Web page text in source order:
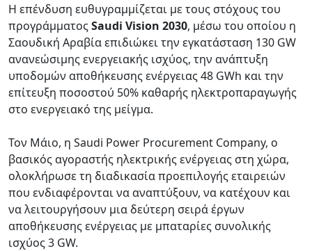
Η επένδυση ευθυγραμμίζεται με τους στόχους του
προγράμματοςSaudi Vision 2030, μέσω του οποίου η
Σαουδική Αραβία επιδιώκει την εγκατάσταση 130 GW
ανανεώσιμης ενεργειακής ισχύος, την ανάπτυξη
υποδομών αποθήκευσης ενέργειας 48 GWh και την
επίτευξη ποσοστού 50% καθαρής ηλεκτροπαραγωγής
στο ενεργειακό της μείγμα.
Τον Μάιο, η Saudi Power Procurement Company, ο
βασικός αγοραστής ηλεκτρικής ενέργειας στη χώρα,
ολοκλήρωσε τη διαδικασία προεπιλογής εταιρειών
που ενδιαφέρονται να αναπτύξουν, να κατέχουν και
να λειτουργήσουν μια δεύτερη σειρά έργων
αποθήκευσης ενέργειας με μπαταρίες συνολικής
ισχύος 3 GW.